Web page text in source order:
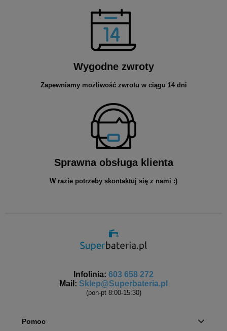
Wygodne zwroty
Zapewniamy możliwość zwrotu w ciągu 14 dni
Sprawna obsługa klienta
W razie potrzeby skontaktuj się z nami :)
Infolinia: 603 658 272
Mail: Sklep@Superbateria.pl
(pon-pt 8:00-15:30)
Pomoc